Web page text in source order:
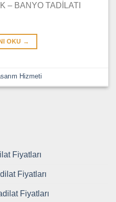
– BANYO TADİLATI
OKU →
Hizmeti
Fiyatları
Fiyatları
Fiyatları